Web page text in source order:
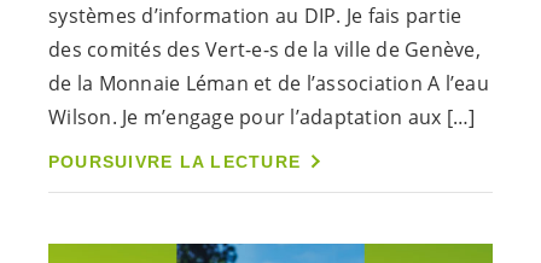
systèmes d’information au DIP. Je fais partie
des comités des Vert-e-s de la ville de Genève,
de la Monnaie Léman et de l’association A l’eau
Wilson. Je m’engage pour l’adaptation aux […]
POURSUIVRE LA LECTURE